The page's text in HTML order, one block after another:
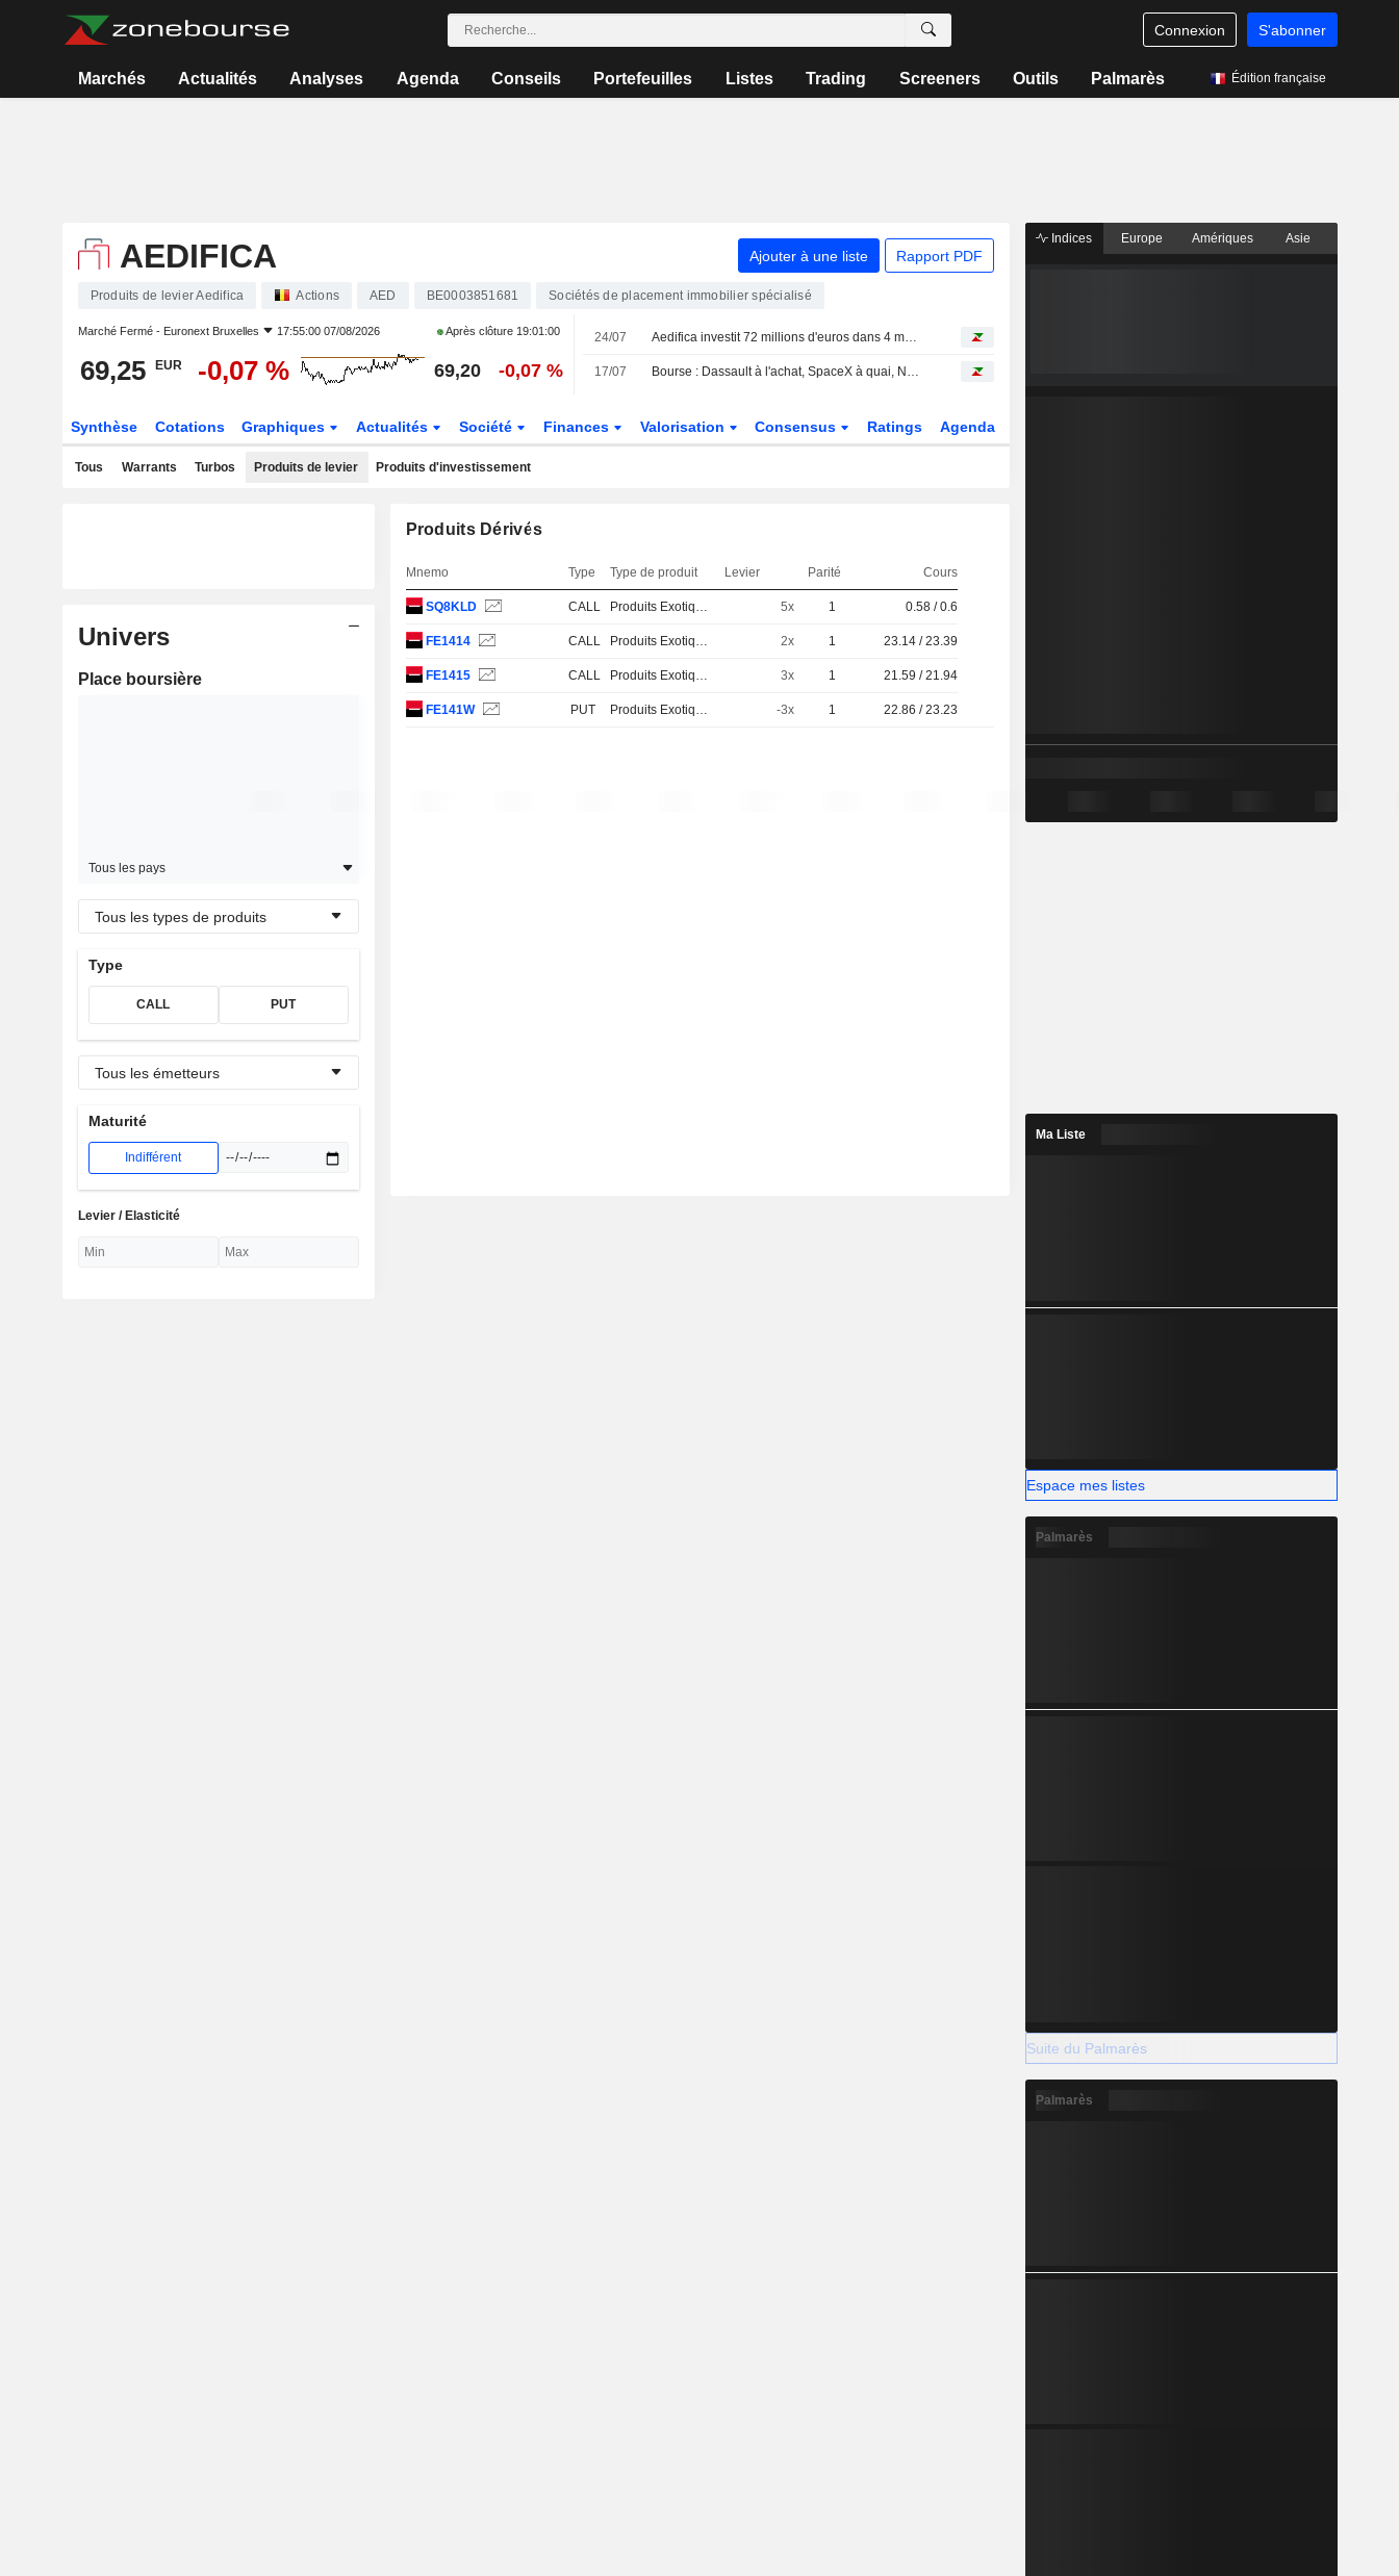
Connexion S'abonner
Marchés Actualités Analyses Agenda Conseils Portefeuilles Listes Trading Screeners Outils Palmarès Édition française
AEDIFICA Ajouter à une liste Rapport PDF
Produits de levier Aedifica Actions AED BE0003851681 Sociétés de placement immobilier spécialisé
Marché Fermé - Euronext Bruxelles 17:55:00 07/08/2026 Après clôture 19:01:00
69,25 EUR -0,07 % 69,20 -0,07 %
24/07 Aedifica investit 72 millions d'euros dans 4 maisons de repos au Royaume-Uni et en Espagne
17/07 Bourse : Dassault à l'achat, SpaceX à quai, Netflix dans les choux
Synthèse Cotations Graphiques Actualités Société Finances Valorisation Consensus Ratings Agenda
Tous Warrants Turbos Produits de levier Produits d'investissement
Univers
Place boursière
Tous les pays
Tous les types de produits
Type
CALL PUT
Tous les émetteurs
Maturité
Indifférent
Levier / Elasticité
Produits Dérivés
Mnemo Type Type de produit Levier Parité Cours
SQ8KLD CALL Produits Exotiques 5x 1 0.58 / 0.6
FE1414 CALL Produits Exotiques 2x 1 23.14 / 23.39
FE1415 CALL Produits Exotiques 3x 1 21.59 / 21.94
FE141W PUT Produits Exotiques -3x 1 22.86 / 23.23
Indices Europe Amériques Asie
Ma Liste
Espace mes listes
Palmarès
Suite du Palmarès
Palmarès